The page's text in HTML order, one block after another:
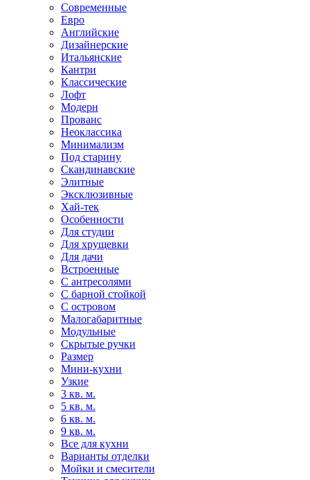
Современные
Евро
Английские
Дизайнерские
Итальянские
Кантри
Классические
Лофт
Модерн
Прованс
Неоклассика
Минимализм
Под старину
Скандинавские
Элитные
Эксклюзивные
Хай-тек
Особенности
Для студии
Для хрущевки
Для дачи
Встроенные
С антресолями
С барной стойкой
С островом
Малогабаритные
Модульные
Скрытые ручки
Размер
Мини-кухни
Узкие
3 кв. м.
5 кв. м.
6 кв. м.
9 кв. м.
Все для кухни
Варианты отделки
Мойки и смесители